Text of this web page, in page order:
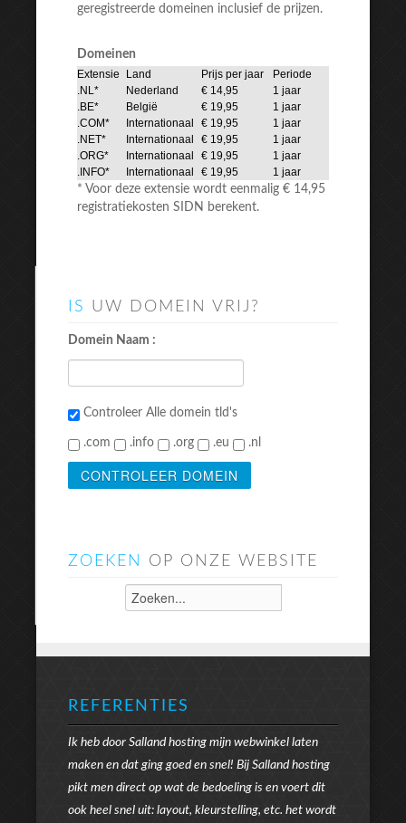
geregistreerde domeinen inclusief de prijzen.
Domeinen
Extensie
Land Prijs per jaar
Periode
.NL*
Nederland € 14,95
1 jaar
.BE*
België € 19,95
1 jaar
.COM*
Internationaal € 19,95
1 jaar
.NET*
Internationaal € 19,95
1 jaar
.ORG*
Internationaal € 19,95
1 jaar
.INFO*
Internationaal € 19,95
1 jaar
* Voor deze extensie wordt eenmalig € 14,95
registratiekosten SIDN berekent.
IS UW DOMEIN VRIJ?
Domein Naam :
Controleer Alle domein tld's
.com .info .org .eu .nl
ZOEKEN OP ONZE WEBSITE
REFERENTIES
Ik heb door Salland hosting mijn webwinkel laten
maken en dat ging goed en snel! Bij Salland hosting
pikt men direct op wat de bedoeling is en voert dit
ook heel snel uit: layout, kleurstelling, etc. het wordt